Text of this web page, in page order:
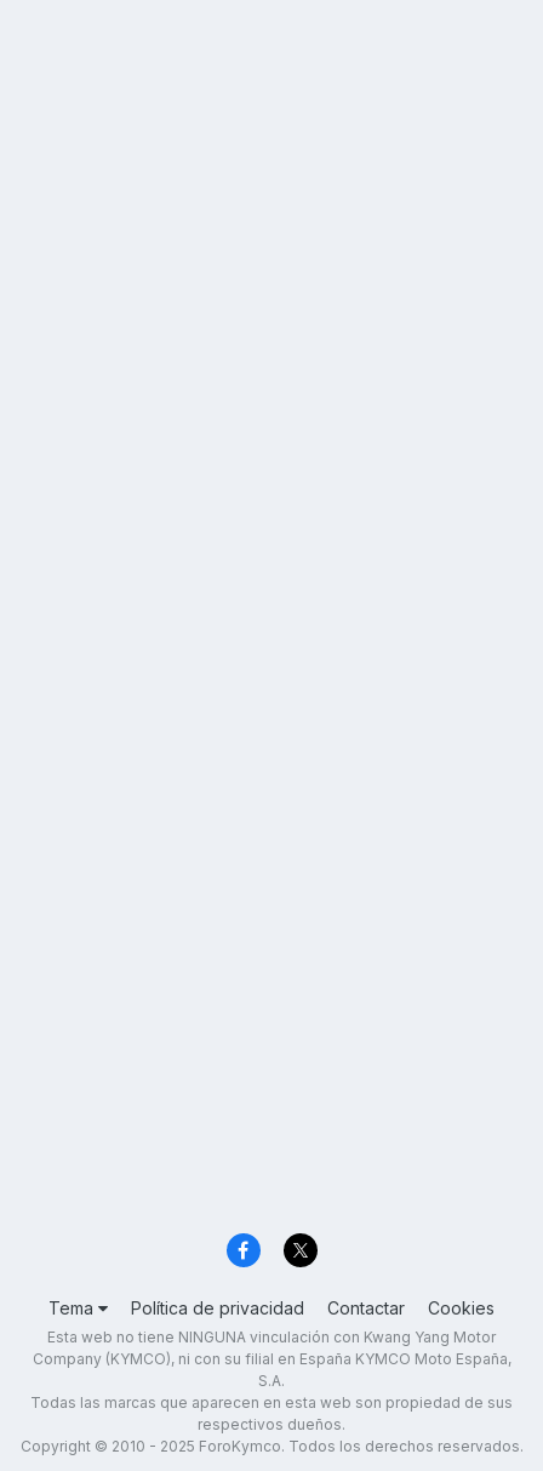
Tema Política de privacidad Contactar Cookies
Esta web no tiene NINGUNA vinculación con Kwang Yang Motor
Company (KYMCO), ni con su filial en España KYMCO Moto España,
S.A.
Todas las marcas que aparecen en esta web son propiedad de sus
respectivos dueños.
Copyright © 2010 - 2025 ForoKymco. Todos los derechos reservados.